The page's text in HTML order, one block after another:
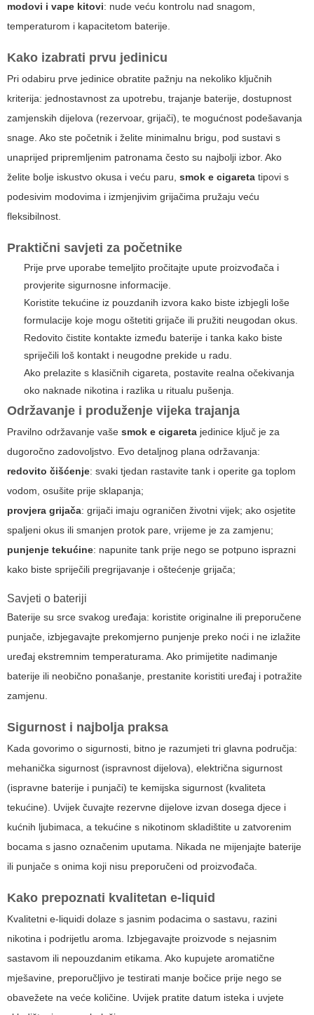
modovi i vape kitovi: nude veću kontrolu nad snagom,
temperaturom i kapacitetom baterije.
Kako izabrati prvu jedinicu
Pri odabiru prve jedinice obratite pažnju na nekoliko ključnih
kriterija: jednostavnost za upotrebu, trajanje baterije, dostupnost
zamjenskih dijelova (rezervoar, grijači), te mogućnost podešavanja
snage. Ako ste početnik i želite minimalnu brigu, pod sustavi s
unaprijed pripremljenim patronama često su najbolji izbor. Ako
želite bolje iskustvo okusa i veću paru, smok e cigareta tipovi s
podesivim modovima i izmjenjivim grijačima pružaju veću
fleksibilnost.
Praktični savjeti za početnike
Prije prve uporabe temeljito pročitajte upute proizvođača i
provjerite sigurnosne informacije.
Koristite tekućine iz pouzdanih izvora kako biste izbjegli loše
formulacije koje mogu oštetiti grijače ili pružiti neugodan okus.
Redovito čistite kontakte između baterije i tanka kako biste
spriječili loš kontakt i neugodne prekide u radu.
Ako prelazite s klasičnih cigareta, postavite realna očekivanja
oko naknade nikotina i razlika u ritualu pušenja.
Održavanje i produženje vijeka trajanja
Pravilno održavanje vaše smok e cigareta jedinice ključ je za
dugoročno zadovoljstvo. Evo detaljnog plana održavanja:
redovito čišćenje: svaki tjedan rastavite tank i operite ga toplom
vodom, osušite prije sklapanja;
provjera grijača: grijači imaju ograničen životni vijek; ako osjetite
spaljeni okus ili smanjen protok pare, vrijeme je za zamjenu;
punjenje tekućine: napunite tank prije nego se potpuno isprazni
kako biste spriječili pregrijavanje i oštećenje grijača;
Savjeti o bateriji
Baterije su srce svakog uređaja: koristite originalne ili preporučene
punjače, izbjegavajte prekomjerno punjenje preko noći i ne izlažite
uređaj ekstremnim temperaturama. Ako primijetite nadimanje
baterije ili neobično ponašanje, prestanite koristiti uređaj i potražite
zamjenu.
Sigurnost i najbolja praksa
Kada govorimo o sigurnosti, bitno je razumjeti tri glavna područja:
mehanička sigurnost (ispravnost dijelova), električna sigurnost
(ispravne baterije i punjači) te kemijska sigurnost (kvaliteta
tekućine). Uvijek čuvajte rezervne dijelove izvan dosega djece i
kućnih ljubimaca, a tekućine s nikotinom skladištite u zatvorenim
bocama s jasno označenim uputama. Nikada ne mijenjajte baterije
ili punjače s onima koji nisu preporučeni od proizvođača.
Kako prepoznati kvalitetan e-liquid
Kvalitetni e-liquidi dolaze s jasnim podacima o sastavu, razini
nikotina i podrijetlu aroma. Izbjegavajte proizvode s nejasnim
sastavom ili nepouzdanim etikama. Ako kupujete aromatične
mješavine, preporučljivo je testirati manje bočice prije nego se
obavežete na veće količine. Uvijek pratite datum isteka i uvjete